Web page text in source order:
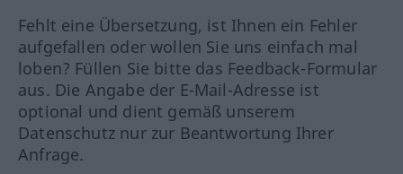
Fehlt eine Übersetzung, ist Ihnen ein Fehler
aufgefallen oder wollen Sie uns einfach mal
loben? Füllen Sie bitte das Feedback-Formular
aus. Die Angabe der E-Mail-Adresse ist
optional und dient gemäß unserem
Datenschutz nur zur Beantwortung Ihrer
Anfrage.